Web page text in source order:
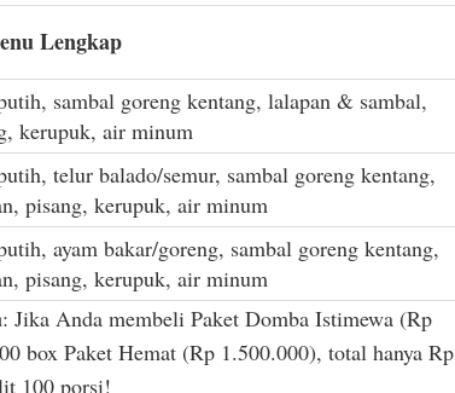
Lengkap
sambal goreng kentang, lalapan & sambal,
kerupuk, air minum
telur balado/semur, sambal goreng kentang,
pisang, kerupuk, air minum
ayam bakar/goreng, sambal goreng kentang,
pisang, kerupuk, air minum
: Jika Anda membeli Paket Domba Istimewa (Rp
box Paket Hemat (Rp 1.500.000), total hanya Rp
100 porsi!